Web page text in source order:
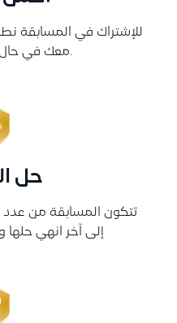
للإشتراك في المسابقة
معك في حال كنت انت الفائز.
حل
تتكون المسابقة من
إلى آخر انهي